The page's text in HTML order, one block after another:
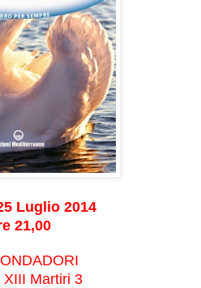
Luglio 2014
21,00
XIII Martiri 3